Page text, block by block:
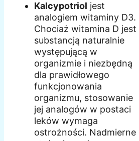
Kalcypotriol jest
analogiem witaminy D3.
Chociaż witamina D jest
substancją naturalnie
występującą w
organizmie i niezbędną
dla prawidłowego
funkcjonowania
organizmu, stosowanie
jej analogów w postaci
leków wymaga
ostrożności. Nadmierne